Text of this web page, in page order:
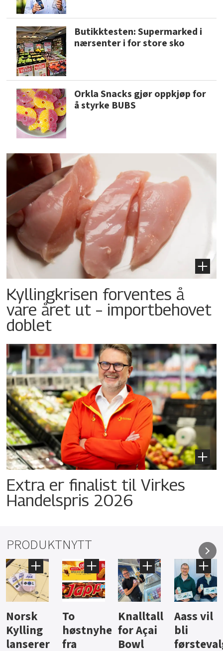
Butikktesten: Supermarked i
nærsenter i for store sko
Orkla Snacks gjør oppkjøp for
å styrke BUBS
Kyllingkrisen forventes å
vare året ut – importbehovet
doblet
Extra er finalist til Virkes
Handelspris 2026
PRODUKTNYTT
Knalltall
for Açai
Bowl
Aass vil
bli
førstevalg
Brus og
jus fra
Berentsen
Hard
iste fra
Hansa